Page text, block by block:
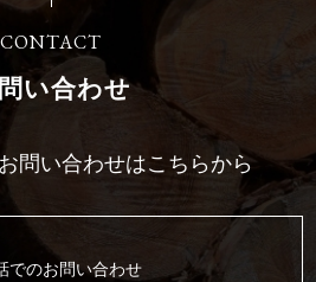
CONTACT
い合わせ
問い合わせはこちらから
でのお問い合わせ